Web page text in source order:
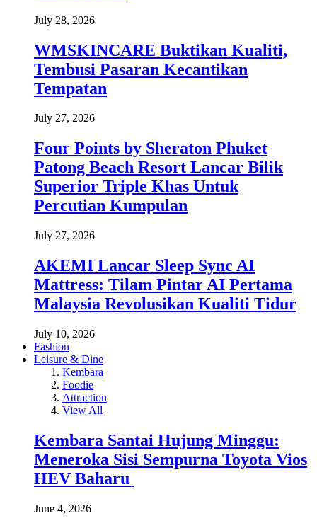
July 28, 2026
WMSKINCARE Buktikan Kualiti,
Tembusi Pasaran Kecantikan
Tempatan
July 27, 2026
Four Points by Sheraton Phuket
Patong Beach Resort Lancar Bilik
Superior Triple Khas Untuk
Percutian Kumpulan
July 27, 2026
AKEMI Lancar Sleep Sync AI
Mattress: Tilam Pintar AI Pertama
Malaysia Revolusikan Kualiti Tidur
July 10, 2026
Fashion
Leisure & Dine
Kembara
Foodie
Attraction
View All
Kembara Santai Hujung Minggu:
Meneroka Sisi Sempurna Toyota Vios
HEV Baharu
June 4, 2026